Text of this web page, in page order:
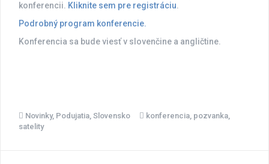
konferencii. Kliknite sem pre registráciu.
Podrobný program konferencie.
Konferencia sa bude viesť v slovenčine a angličtine.
Novinky, Podujatia, Slovensko konferencia, pozvanka,
satelity